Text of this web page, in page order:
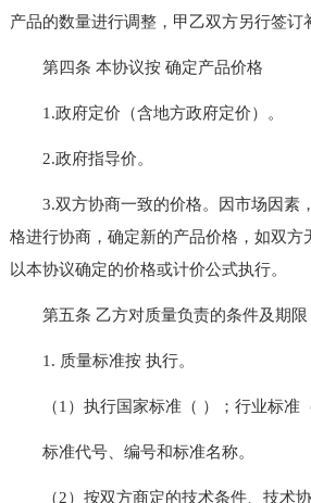
产品的数量进行调整，甲乙双方另行签订
第四条 本协议按 确定产品价格
1.政府定价（含地方政府定价）。
2.政府指导价。
3.双方协商一致的价格。因市场因素
格进行协商，确定新的产品价格，如双方
以本协议确定的价格或计价公式执行。
第五条 乙方对质量负责的条件及期限
1. 质量标准按 执行。
（1）执行国家标准（ ）；行业标准（
标准代号、编号和标准名称。
（2）按双方商定的技术条件、技术协